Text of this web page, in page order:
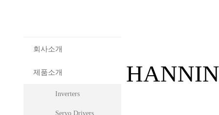
회사소개
제품소개
Inverters
Servo Drivers